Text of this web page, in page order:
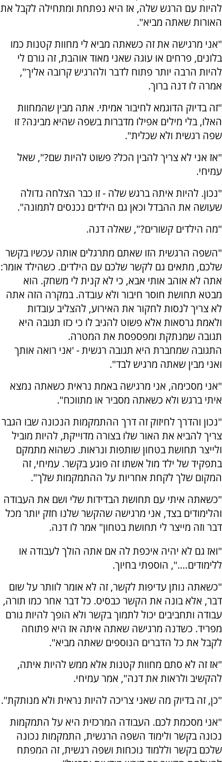
להיות עם הרגש שלה, אז היא נפתחת ומתחילה לקבל את
האורות שאתה מביא".
"אני מרגישה את זה כשאתה מביא לי מחוות קטנות כמו
בלונים, פרחים או עוגה שאני מאוד אוהבת, זה גורם לי
להיות הרבה יותר פתוח לדבר ולהרגיש קרובה אליך",
אמרה לו דנה ברוך.
"זה בדיוק הדוגמא לחיבור אמיתי. אתה מבין שהמחוות
האלו, בלי מילים אפילו מדברות בשפה שהיא מבינה? זו
שפה רגשית ולא שכלית".
"אז אני לא צריך להבין הכל? פשוט להיות שם?", שאל
עמיחי.
"נכון. להיות איתה ברגש שלה - זו כבר הצלחה גדולה
שעושה את ההבדל וכאן גם הילדים נכנסים לתמונה".
"מה הילדים קשורים?", שאלה דנה.
"השפה הרגשית הזו שאתם מתרגלים אותה עכשיו בקשר
שלכם, מתאים גם לקשר שלכם עם הילדים. כשהילד אומר:
אתה לא אוהב אותי אבא, כי לא קנית לי משחק. הוא
מבטא תחושת חוסר חיבור ולא עובדה. במקרה הזה אתה
לא צריך לנסות לחקור את האירוע, להצליב עובדות
ולאמת גרסאות אלא פשוט להגיב לו כי כזו תגובה היא
תגובה שמנתקת ומפספסת את המטרה.
התגובה שמחברת היא תגובה רגשית - 'אני רואה אותך
ואני מבין שאתה מרגיש לבד".
"אני מסכימה, אני מרגישה באמת נראית כשאתה נמצא
איתי ברגש ולא כשאתה מסביר או מתווכח".
"נכון והדרך לחיזוק זה דרך ההתמקמות הנכונה שבו הגבר
צריך להביא את האור שלו בצורה מדוייקת, להיות מוביל
ולייצר תחושת בטחון שותפות ונראות. כשהוא מתמקם
בתפקיד של ילד מול אשתו זה פוגע בקשר. עמיחי, זה
המקום שלך לקחת אחריות על ההתמקמות שלך".
"כשאתה איתי עם תחושת הבדידות שלי ושם את העבודה
והלימודים בצד, אני מרגישה שהקשר שלנו חזק יותר מכל
דבר וזה מייצר לי תחושת בטחון" אמר לו דנה.
"ואז גם לא יהיה איכפת לה אם אתה הולך לעבודה או
ללימודים….", הוספתי בחיוך.
"כשאתה נותן עדיפות לקשר, זה לא אומר לוותר על שום
דבר, אלא בונה את הקשר כבסיס. כל דבר אחר כמו תורה,
עבודה ותחביבים יכול לתמוך בקשר ולא הופך להיות גורם
מפריד. כשדנה מרגישה שאתה איתה אז היא פתוחה
לקבל את כל הדברים הנוספים שאתה מביא".
"אז זה לא סתם מחוות קטנות אלא ממש להיות איתה,
להקשיב ולראות את דנה", אמר עמיחי.
"כן, זה בדיוק מה שאני צריכה להיות נראית ולא מנותקת".
"אני מסכמת לכם. העבודה המרכזית היא על התמקמות
נכונה בקשר ולימוד השפה הרגשית, התמקמות נכונה
שלכם בקשר וללמוד נוכחות ושפה רגשית, זה המפתח